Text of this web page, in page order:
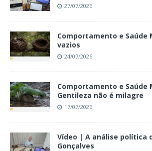
27/07/2026
Comportamento e Saúde
vazios
24/07/2026
Comportamento e Saúde
Gentileza não é milagre
17/07/2026
Vídeo | A análise política
Gonçalves